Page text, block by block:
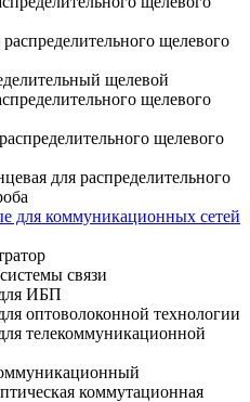
распределительного щелевого
щелевой
щелевого
щелевого
для распределительного
для коммуникационных сетей
связи
ИБП
оптоволоконной технологии
телекоммуникационной
коммутационная